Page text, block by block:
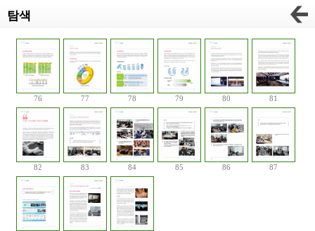
탐색
76 77 78 79 80 81
82 83 84 85 86 87